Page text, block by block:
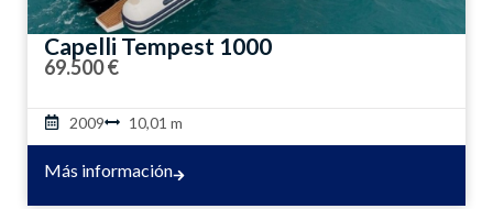
Capelli Tempest 1000
69.500 €
2009 10,01 m
Más información